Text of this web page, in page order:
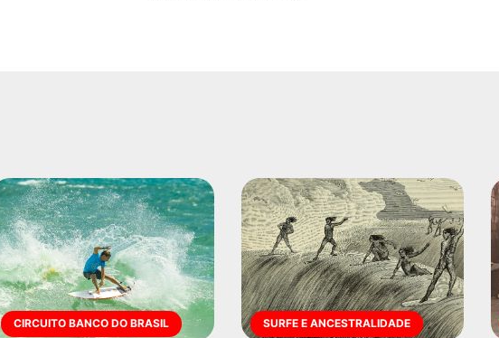
CIRCUITO BANCO DO BRASIL SURFE E ANCESTRALIDADE